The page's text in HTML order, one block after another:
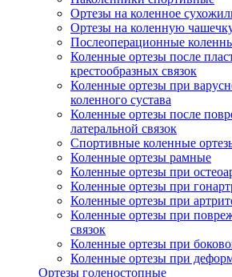
Ортезы на коленное
Ортезы на коленную
Послеоперационные
Коленные ортезы после
крестообразных связок
Коленные ортезы при
коленного сустава
Коленные ортезы после
латеральной связок
Спортивные коленные
Коленные ортезы рамные
Коленные ортезы при
Коленные ортезы при
Коленные ортезы при
Коленные ортезы при
связок
Коленные ортезы при
Коленные ортезы при
Ортезы голеностопные